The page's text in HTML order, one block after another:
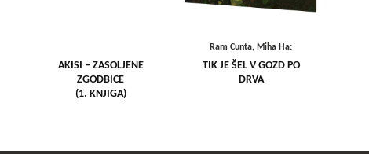
AKISI – ZASOLJENE
ZGODBICE
(1. KNJIGA)
Ram Cunta, Miha Ha:
TIK JE ŠEL V GOZD PO
DRVA